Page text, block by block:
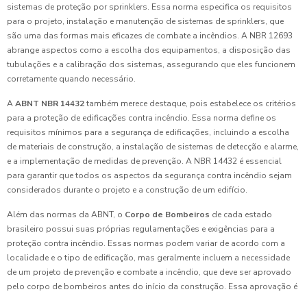
sistemas de proteção por sprinklers. Essa norma especifica os requisitos
para o projeto, instalação e manutenção de sistemas de sprinklers, que
são uma das formas mais eficazes de combate a incêndios. A NBR 12693
abrange aspectos como a escolha dos equipamentos, a disposição das
tubulações e a calibração dos sistemas, assegurando que eles funcionem
corretamente quando necessário.
AABNT NBR 14432também merece destaque, pois estabelece os critérios
para a proteção de edificações contra incêndio. Essa norma define os
requisitos mínimos para a segurança de edificações, incluindo a escolha
de materiais de construção, a instalação de sistemas de detecção e alarme,
e a implementação de medidas de prevenção. A NBR 14432 é essencial
para garantir que todos os aspectos da segurança contra incêndio sejam
considerados durante o projeto e a construção de um edifício.
Além das normas da ABNT, o Corpo de Bombeiros de cada estado
brasileiro possui suas próprias regulamentações e exigências para a
proteção contra incêndio. Essas normas podem variar de acordo com a
localidade e o tipo de edificação, mas geralmente incluem a necessidade
de um projeto de prevenção e combate a incêndio, que deve ser aprovado
pelo corpo de bombeiros antes do início da construção. Essa aprovação é